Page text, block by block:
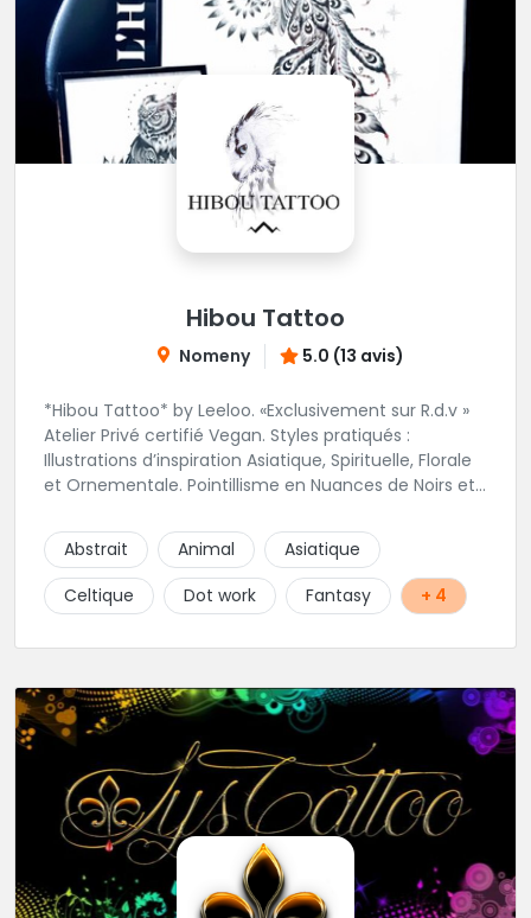
Hibou Tattoo
Nomeny 5.0 (13 avis)
*Hibou Tattoo* by Leeloo. «Exclusivement sur R.d.v »
Atelier Privé certifié Vegan. Styles pratiqués :
Illustrations d’inspiration Asiatique, Spirituelle, Florale
et Ornementale. Pointillisme en Nuances de Noirs et
de l’Atelier :
https://www.facebook.com/HibouTattoos
Abstrait Animal
Asiatique
Celtique
Dot work Fantasy + 4